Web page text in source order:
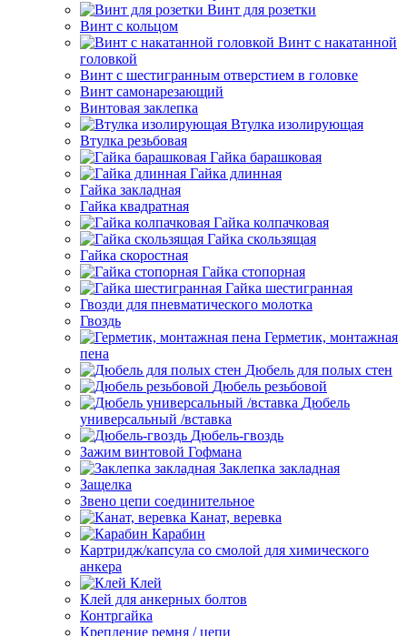
Винт для розетки
Винт с кольцом
Винт с накатанной
головкой
Винт с шестигранным отверстием в головке
Винт самонарезающий
Винтовая заклепка
Втулка изолирующая
Втулка резьбовая
Гайка барашковая
Гайка длинная
Гайка закладная
Гайка квадратная
Гайка колпачковая
Гайка скользящая
Гайка скоростная
Гайка стопорная
Гайка шестигранная
Гвозди для пневматического молотка
Гвоздь
Герметик, монтажная
пена
Дюбель для полых стен
Дюбель резьбовой
Дюбель
универсальный /вставка
Дюбель-гвоздь
Зажим винтовой Гофмана
Заклепка закладная
Защелка
Звено цепи соединительное
Канат, веревка
Карабин
Картридж/капсула со смолой для химического
анкера
Клей
Клей для анкерных болтов
Контргайка
Крепление ремня / цепи